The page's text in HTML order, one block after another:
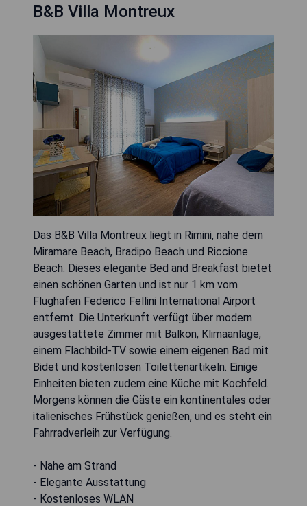
B&B Villa Montreux
Das B&B Villa Montreux liegt in Rimini, nahe dem
Miramare Beach, Bradipo Beach und Riccione
Beach. Dieses elegante Bed and Breakfast bietet
einen schönen Garten und ist nur 1 km vom
Flughafen Federico Fellini International Airport
entfernt. Die Unterkunft verfügt über modern
ausgestattete Zimmer mit Balkon, Klimaanlage,
einem Flachbild-TV sowie einem eigenen Bad mit
Bidet und kostenlosen Toilettenartikeln. Einige
Einheiten bieten zudem eine Küche mit Kochfeld.
Morgens können die Gäste ein kontinentales oder
italienisches Frühstück genießen, und es steht ein
Fahrradverleih zur Verfügung.
- Nahe am Strand
- Elegante Ausstattung
- Kostenloses WLAN